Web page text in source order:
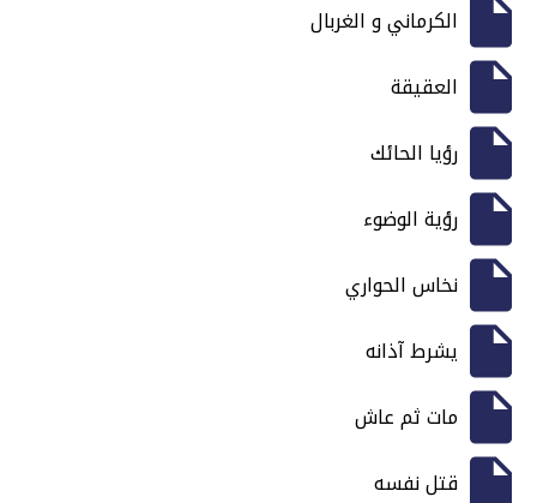
الكرماني و الغربال
العقيقة
رؤيا الحائك
رؤية الوضوء
نخاس الحواري
يشرط آذانه
مات ثم عاش
قتل نفسه